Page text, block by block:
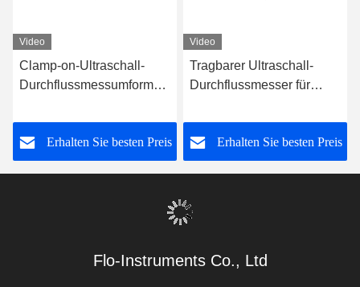
Kontakte:
Telefon: 86-0755-28285391
Kontakt jetzt